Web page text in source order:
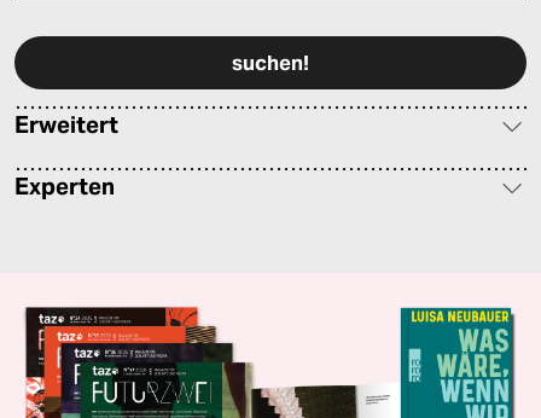
Erweitert
Experten